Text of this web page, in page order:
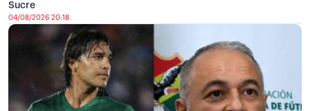
Sucre
04/08/2026 20:18